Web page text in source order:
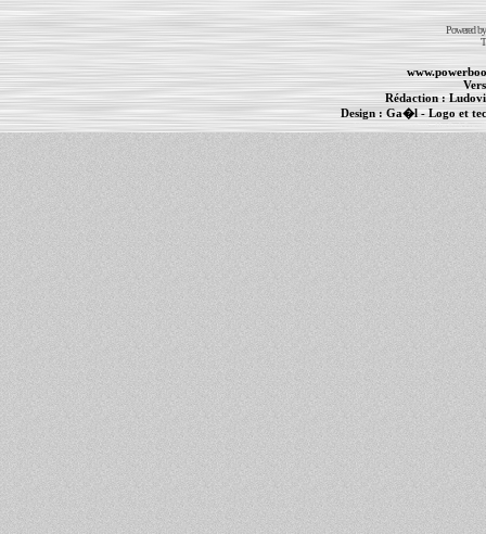
Powered
Rédaction :
Design : Ga�l- Logo et
- MacBook Pro-